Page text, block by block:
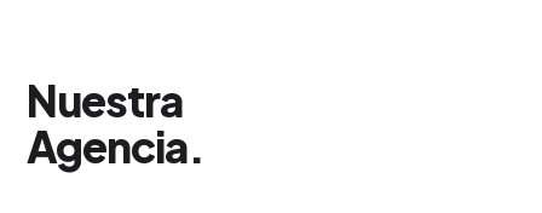
Nuestra
Agencia.